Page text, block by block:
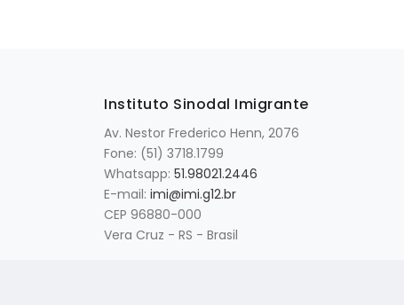
Instituto Sinodal Imigrante
Av. Nestor Frederico Henn, 2076
Fone: (51) 3718.1799
Whatsapp: 51.98021.2446
E-mail: imi@imi.g12.br
CEP 96880-000
Vera Cruz - RS - Brasil